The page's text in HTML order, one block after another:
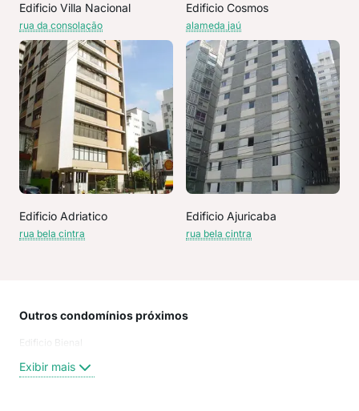
Edificio Villa Nacional
rua da consolação
Edificio Cosmos
alameda jaú
Edificio Adriatico
rua bela cintra
Edificio Ajuricaba
rua bela cintra
Outros condomínios próximos
Edificio Bienal
Exibir mais